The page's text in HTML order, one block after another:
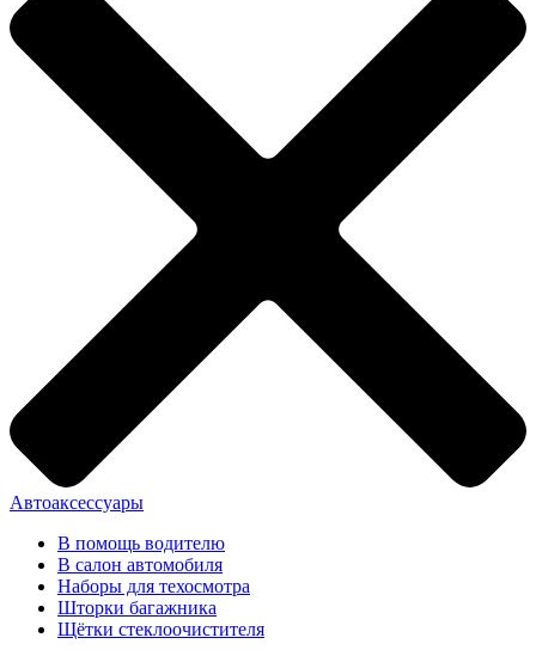
Автоаксессуары
В помощь водителю
В салон автомобиля
Наборы для техосмотра
Шторки багажника
Щётки стеклоочистителя